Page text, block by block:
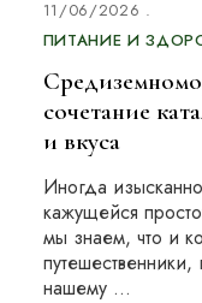
11/06/2026
ПИТАНИЕ И
сочетание
и вкуса
Иногда
кажущейся
мы знаем, что и
нашему …